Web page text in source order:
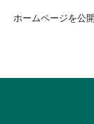
ホームページを公